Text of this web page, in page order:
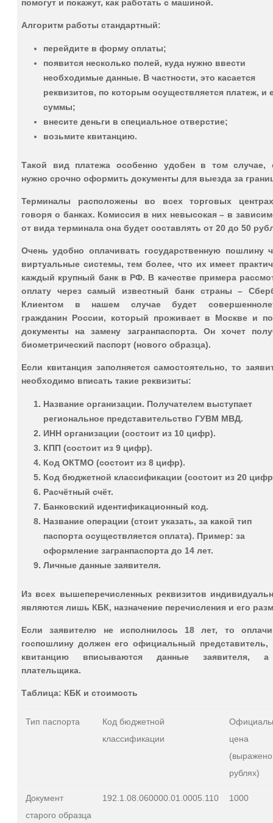
помогут и покажут, как работать с машиной.
Алгоритм работы стандартный:
перейдите в форму оплаты;
появится несколько полей, куда нужно ввести
необходимые данные. В частности, это касается
реквизитов, по которым осуществляется платеж, и
суммы;
внесите деньги в специальное отверстие;
возьмите квитанцию.
Такой вид платежа особенно удобен в том случае,
нужно срочно оформить документы для выезда за
Терминалы расположены во всех торговых
говоря о банках. Комиссия в них невысокая – в
от вида терминала она будет составлять от 20 до 50
Очень удобно оплачивать государственную пошлину
виртуальные системы, тем более, что их имеет
каждый крупный банк в РФ. В качестве примера
оплату через самый известный банк страны –
Клиентом в нашем случае будет
гражданин России, который проживает в Москве и
документы на замену загранпаспорта. Он хочет
биометрический паспорт (нового образца).
Если квитанция заполняется самостоятельно, то
необходимо вписать такие реквизиты:
Название организации. Получателем выступает
региональное представительство ГУВМ МВД.
ИНН организации (состоит из 10 цифр).
КПП (состоит из 9 цифр).
Код ОКТМО (состоит из 8 цифр).
Код бюджетной классификации (состоит из 20
Расчётный счёт.
Банковский идентификационный код.
Название операции (стоит указать, за какой тип
паспорта осуществляется оплата). Пример: за
оформление загранпаспорта до 14 лет.
Личные данные заявителя.
Из всех вышеперечисленных реквизитов
являются лишь КБК, назначение перечисления и его
Если заявителю не исполнилось 18 лет, то
госпошлину должен его официальный представитель,
квитанцию вписываются данные заявителя,
плательщика.
Таблица: КБК и стоимость
Тип паспорта
Код бюджетной
классификации
цена
рублях)
Документ
старого образца
192.1.08.060000.01.0005.110 1000